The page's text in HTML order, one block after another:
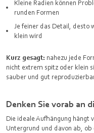
Kleine Radien können
runden Formen
Je feiner das Detail, desto
klein wird
Kurz gesagt: nahezu jede
nicht extrem spitz oder klein
sauber und gut
Denken Sie vorab an
Die ideale Aufhängung hängt
Untergrund und davon ab,